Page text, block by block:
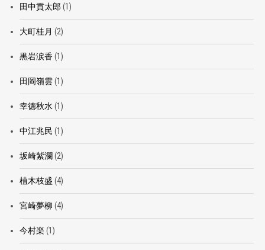
田中貢太郎 (1)
大町桂月 (2)
黒岩涙香(1)
田岡嶺雲(1)
幸徳秋水 (1)
中江兆民 (1)
坂崎紫瀾 (2)
植木枝盛 (4)
宮崎夢柳 (4)
今村楽 (1)